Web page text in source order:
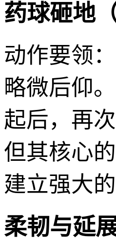
药球砸地
动作要领
略微后仰
起后，再
但其核心
建立强大
柔韧与延